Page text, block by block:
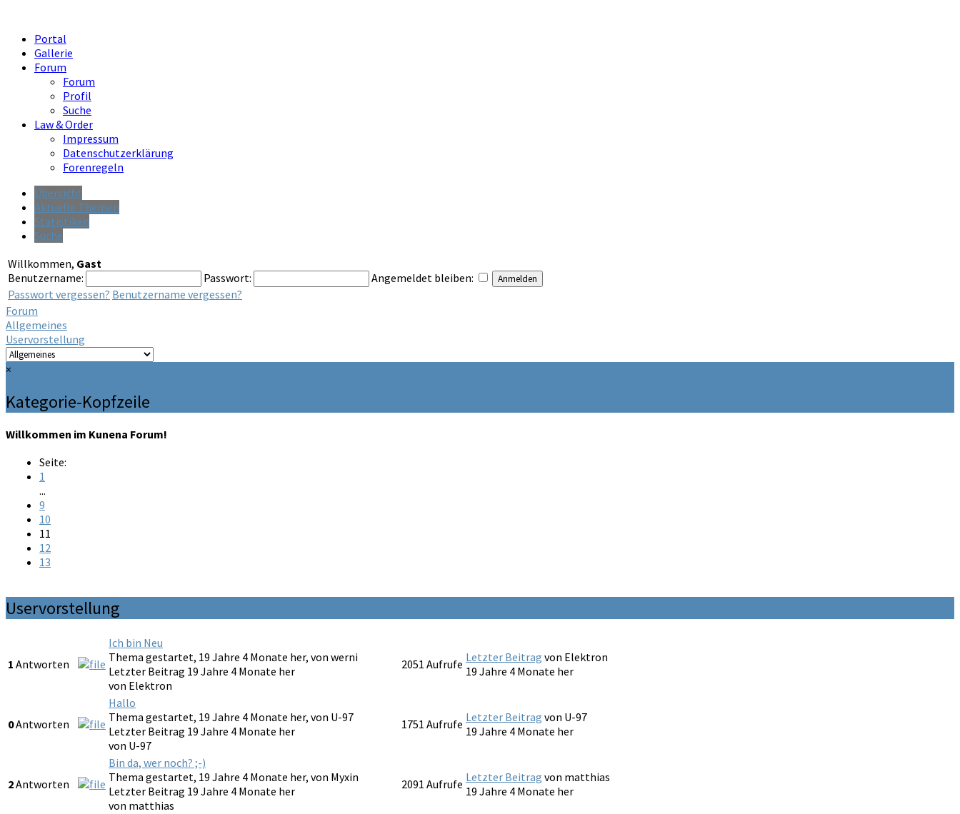
Portal
Gallerie
Forum
Forum
Profil
Suche
Law & Order
Impressum
Datenschutzerklärung
Forenregeln
Übersicht
Aktuelle Themen
Statistiken
Suche
Willkommen, Gast
Benutzername:
Passwort:
Angemeldet bleiben:
Passwort vergessen? Benutzername vergessen?
Forum
Allgemeines
Uservorstellung
×
Kategorie-Kopfzeile
Willkommen im Kunena Forum!
Seite:
1
...
9
10
11
12
13
Uservorstellung
1 Antworten
Ich bin Neu
Thema gestartet, 19 Jahre 4 Monate her, von werni
Letzter Beitrag 19 Jahre 4 Monate her
von Elektron
2051 Aufrufe Letzter Beitrag von Elektron
19 Jahre 4 Monate her
0Antworten
Hallo
Thema gestartet, 19 Jahre 4 Monate her, von U-97
Letzter Beitrag 19 Jahre 4 Monate her
von U-97
1751 Aufrufe Letzter Beitrag von U-97
19 Jahre 4 Monate her
2Antworten
Bin da, wer noch? ;-)
Thema gestartet, 19 Jahre 4 Monate her, von Myxin
Letzter Beitrag 19 Jahre 4 Monate her
von matthias
2091 Aufrufe Letzter Beitrag von matthias
19 Jahre 4 Monate her